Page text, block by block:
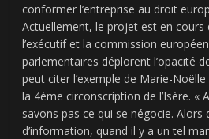
conformer l’entreprise au droit
Actuellement, le projet est en cours
l’exécutif et la commission
parlementaires déplorent l’opacité
peut citer l’exemple de Marie-
la 4ème circonscription de l’Isère. «
savons pas ce qui se négocie. Alors
d’information, quand il y a un tel